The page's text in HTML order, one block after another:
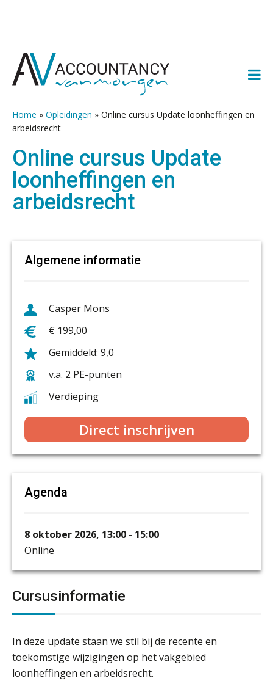
naar
naar
inhoud
naar
sidebar
naar
Home » Opleidingen » Online cursus Update loonheffingen en
arbeidsrecht
Online cursus Update
loonheffingen en
arbeidsrecht
Algemene informatie
Casper Mons
€ 199,00
9,0
v.a. 2 PE-punten
Verdieping
Direct inschrijven
Agenda
8 oktober 2026, 13:00 - 15:00
Online
Cursusinformatie
In deze update staan we stil bij de recente en
toekomstige wijzigingen op het vakgebied
loonheffingen en arbeidsrecht.